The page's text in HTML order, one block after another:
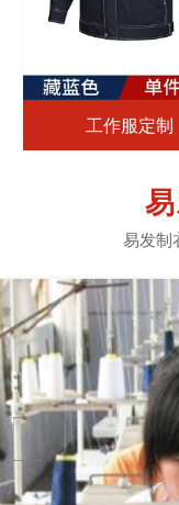
工作服定制